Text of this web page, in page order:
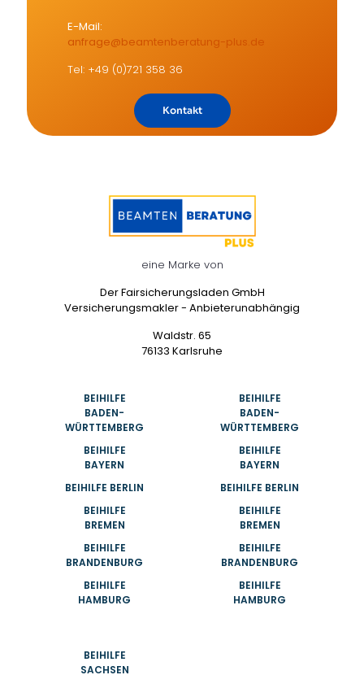
E-Mail:
anfrage@beamtenberatung-plus.de
Tel: +49 (0)721 358 36
Kontakt
eine Marke von
Der Fairsicherungsladen GmbH
Versicherungsmakler - Anbieterunabhängig
Waldstr. 65
76133 Karlsruhe
BEIHILFE
BADEN-
WÜRTTEMBERG
BEIHILFE
BAYERN
BEIHILFE BERLIN
BEIHILFE
BREMEN
BEIHILFE
BRANDENBURG
BEIHILFE
HAMBURG
BEIHILFE
BADEN-
WÜRTTEMBERG
BEIHILFE
BAYERN
BEIHILFE BERLIN
BEIHILFE
BREMEN
BEIHILFE
BRANDENBURG
BEIHILFE
HAMBURG
BEIHILFE
SACHSEN